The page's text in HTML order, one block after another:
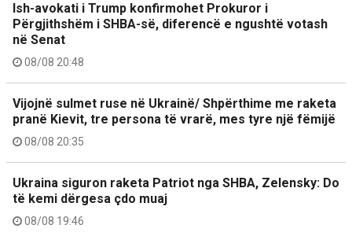
Ish-avokati i Trump konfirmohet Prokuror i
Përgjithshëm i SHBA-së, diferencë e ngushtë votash
në Senat
08/08 20:48
Vijojnë sulmet ruse në Ukrainë/ Shpërthime me raketa
pranë Kievit, tre persona të vrarë, mes tyre një fëmijë
08/08 20:35
Ukraina siguron raketa Patriot nga SHBA, Zelensky: Do
të kemi dërgesa çdo muaj
08/08 19:46